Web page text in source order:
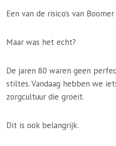
Een van de risico’s van
Maar was het echt?
De jaren 80 waren geen
stiltes. Vandaag hebben we
zorgcultuur die groeit.
Dit is ook belangrijk.